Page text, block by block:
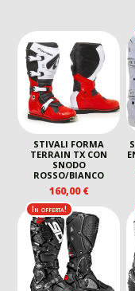
STIVALI FORMA
TERRAIN TX CON
SNODO
ROSSO/BIANCO
160,00€
In offerta!